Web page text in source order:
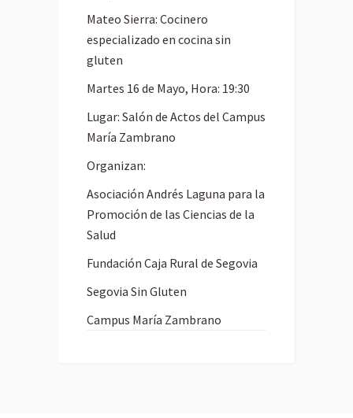
Mateo Sierra: Cocinero
especializado en cocina sin
gluten
Martes 16 de Mayo, Hora: 19:30
Lugar: Salón de Actos del Campus
María Zambrano
Organizan:
Asociación Andrés Laguna para la
Promoción de las Ciencias de la
Salud
Fundación Caja Rural de Segovia
Segovia Sin Gluten
Campus María Zambrano